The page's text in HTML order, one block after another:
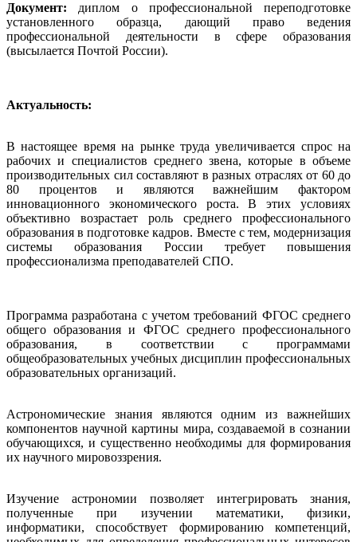
Документ: диплом о профессиональной переподготовке
установленного образца, дающий право ведения
профессиональной деятельности в сфере образования
(высылается Почтой России).
Актуальность:
В настоящее время на рынке труда увеличивается спрос на
рабочих и специалистов среднего звена, которые в объеме
производительных сил составляют в разных отраслях от 60 до
80 процентов и являются важнейшим фактором
инновационного экономического роста. В этих условиях
объективно возрастает роль среднего профессионального
образования в подготовке кадров. Вместе с тем, модернизация
системы образования России требует повышения
профессионализма преподавателей СПО.
Программа разработана с учетом требований ФГОС среднего
общего образования и ФГОС среднего профессионального
образования, в соответствии с программами
общеобразовательных учебных дисциплин профессиональных
образовательных организаций.
Астрономические знания являются одним из важнейших
компонентов научной картины мира, создаваемой в сознании
обучающихся, и существенно необходимы для формирования
их научного мировоззрения.
Изучение астрономии позволяет интегрировать знания,
полученные при изучении математики, физики,
информатики, способствует формированию компетенций,